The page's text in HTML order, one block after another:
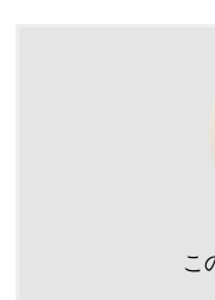
こ